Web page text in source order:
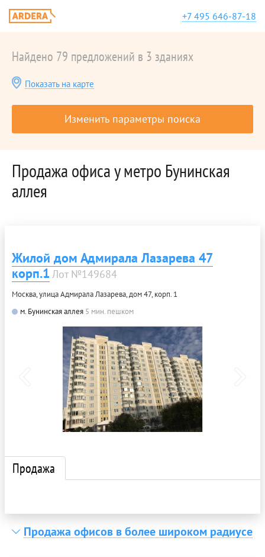
+7 495 646-87-18
Найдено 79 предложений в 3 зданиях
Показать на карте
Изменить параметры поиска
Продажа офиса у метро Бунинская
аллея
Жилой дом Адмирала Лазарева 47
корп.1 Лот №149684
Москва, улица Адмирала Лазарева, дом 47, корп. 1
м. Бунинская аллея 5 мин. пешком
Продажа
Продажа офисов в более широком радиусе